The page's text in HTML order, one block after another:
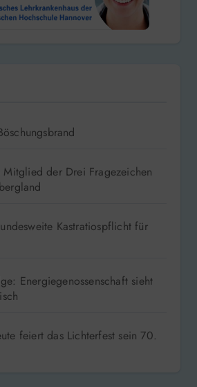
Mitglied der Drei Fragezeichen
Kastratiospflicht für
Energiegenossenschaft sieht
feiert das Lichterfest sein 70.